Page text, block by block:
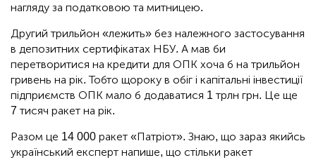
нагляду за податковою та митницею.
Другий трильйон «лежить» без належного застосування
в депозитних сертифікатах НБУ. А мав би
перетворитися на кредити для ОПК хоча б на трильйон
гривень на рік. Тобто щороку в обіг і капітальні інвестиції
підприємств ОПК мало б додаватися 1 трлн грн. Це ще
7 тисяч ракет на рік.
Разом це 14 000 ракет «Патріот». Знаю, що зараз якийсь
український експерт напише, що стільки ракет